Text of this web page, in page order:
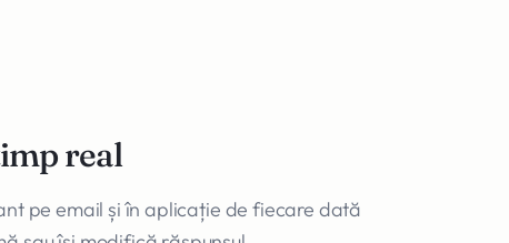
real
pe email și în aplicație de fiecare dată